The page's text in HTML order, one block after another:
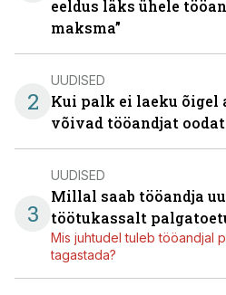
eeldus läks ühele
maksma”
2
UUDISED
Kui palk ei laeku õigel
võivad tööandjat
3
UUDISED
Millal saab tööandja
töötukassalt
Mis juhtudel tuleb tööandjal
tagastada?